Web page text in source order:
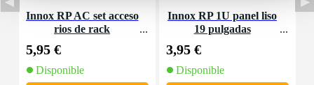
Innox RP AC set acceso
rios de rack
5,95 €
Disponible
Innox RP 1U panel liso
19 pulgadas
3,95 €
Disponible